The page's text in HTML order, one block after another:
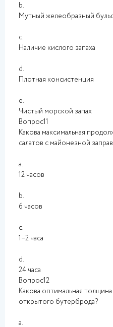
b.
Мутный желеобразный
c.
Наличие кислого запаха
d.
Плотная консистенция
e.
Чистый морской запах
Вопрос11
Какова максимальная
салатов с майонезной
a.
12 часов
b.
6 часов
c.
1–2 часа
d.
24 часа
Вопрос12
Какова оптимальная
открытого бутерброда?
a.